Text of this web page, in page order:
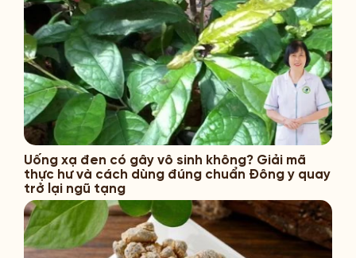
Uống xạ đen có gây vô sinh không? Giải mã
thực hư và cách dùng đúng chuẩn Đông y quay
trở lại ngũ tạng